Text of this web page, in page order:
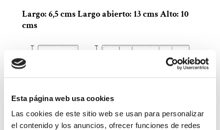
Esta página web usa cookies
Las cookies de este sitio web se usan para personalizar
el contenido y los anuncios, ofrecer funciones de redes
Largo: 6,5 cms Largo abierto: 13 cms Alto: 10
cms